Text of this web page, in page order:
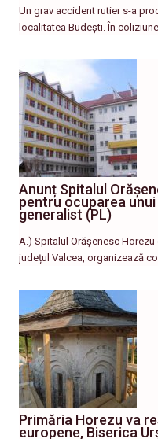
Un grav accident rutier s-a
localitatea Budești. În
Anunț Spitalul
pentru ocuparea
generalist (PL)
A.) Spitalul Orășenesc Horezu
județul Valcea, organizează
Primăria Horezu va
europene, Biserica